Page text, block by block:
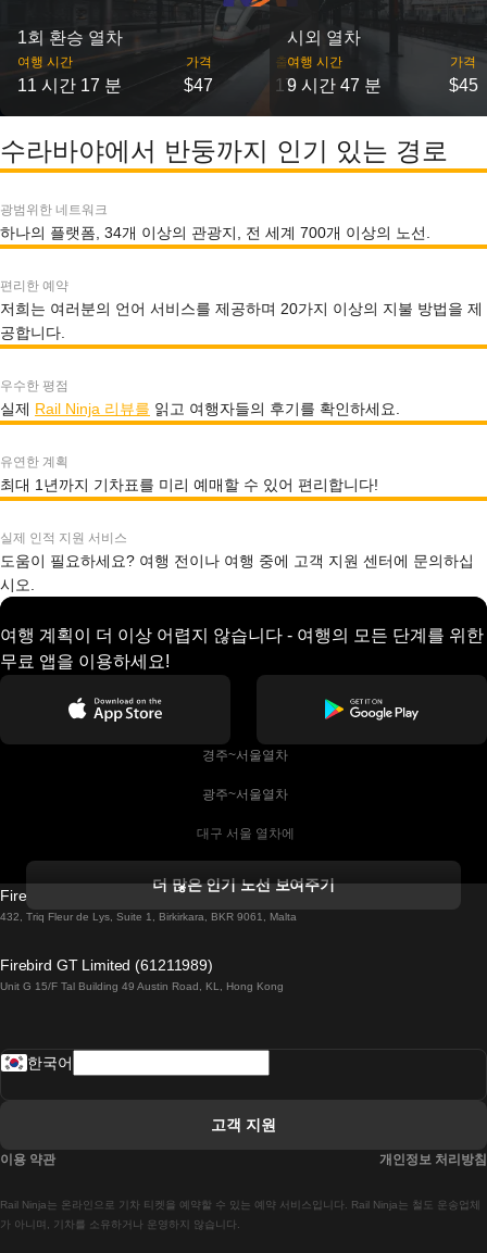
1회 환승 열차
여행 시간
11 시간 17 분
가격
$47
출발
17
시외 열차
여행 시간
9 시간 47 분
가격
$45
수라바야에서 반둥까지 인기 있는 경로
광범위한 네트워크
하나의 플랫폼, 34개 이상의 관광지, 전 세계 700개 이상의 노선.
편리한 예약
저희는 여러분의 언어 서비스를 제공하며 20가지 이상의 지불 방법을 제
공합니다.
우수한 평점
실제 Rail Ninja 리뷰를 읽고 여행자들의 후기를 확인하세요.
유연한 계획
최대 1년까지 기차표를 미리 예매할 수 있어 편리합니다!
실제 인적 지원 서비스
도움이 필요하세요? 여행 전이나 여행 중에 고객 지원 센터에 문의하십
시오.
여행 계획이 더 이상 어렵지 않습니다 - 여행의 모든 단계를 위한
무료 앱을 이용하세요!
경주~서울열차
광주~서울열차
대구 서울 열차에
더블린에서 골웨이 열차
로마에서 나폴리 열차
마드리드-리스본 열차
더 많은 인기 노선 보여주기
Firebird GT Limited (OC 1451)
432, Triq Fleur de Lys, Suite 1, Birkirkara, BKR 9061, Malta
Firebird GT Limited (61211989)
Unit G 15/F Tal Building 49 Austin Road, KL, Hong Kong
Rail Ninja는 온라인으로 기차 티켓을 예약할 수 있는 예약 서비스입니다. Rail Ninja는 철도 운송업체
가 아니며, 기차를 소유하거나 운영하지 않습니다.
한국어
고객 지원
이용 약관 개인정보 처리방침